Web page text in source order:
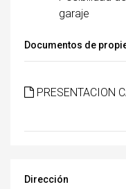
garaje
Documentos de
PRESENTACION
Dirección